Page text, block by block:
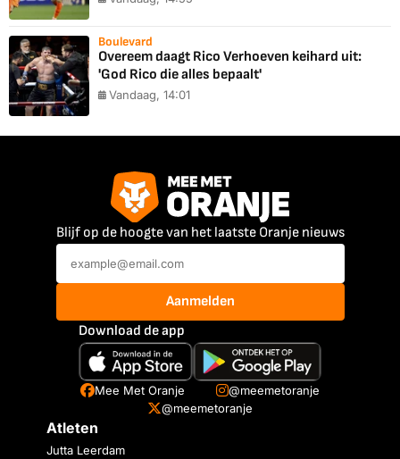
Boulevard
Overeem daagt Rico Verhoeven keihard uit:
'God Rico die alles bepaalt'
Vandaag, 14:01
Blijf op de hoogte van het laatste Oranje nieuws
Aanmelden
Download de app
Mee Met Oranje
@meemetoranje
@meemetoranje
Atleten
Jutta Leerdam